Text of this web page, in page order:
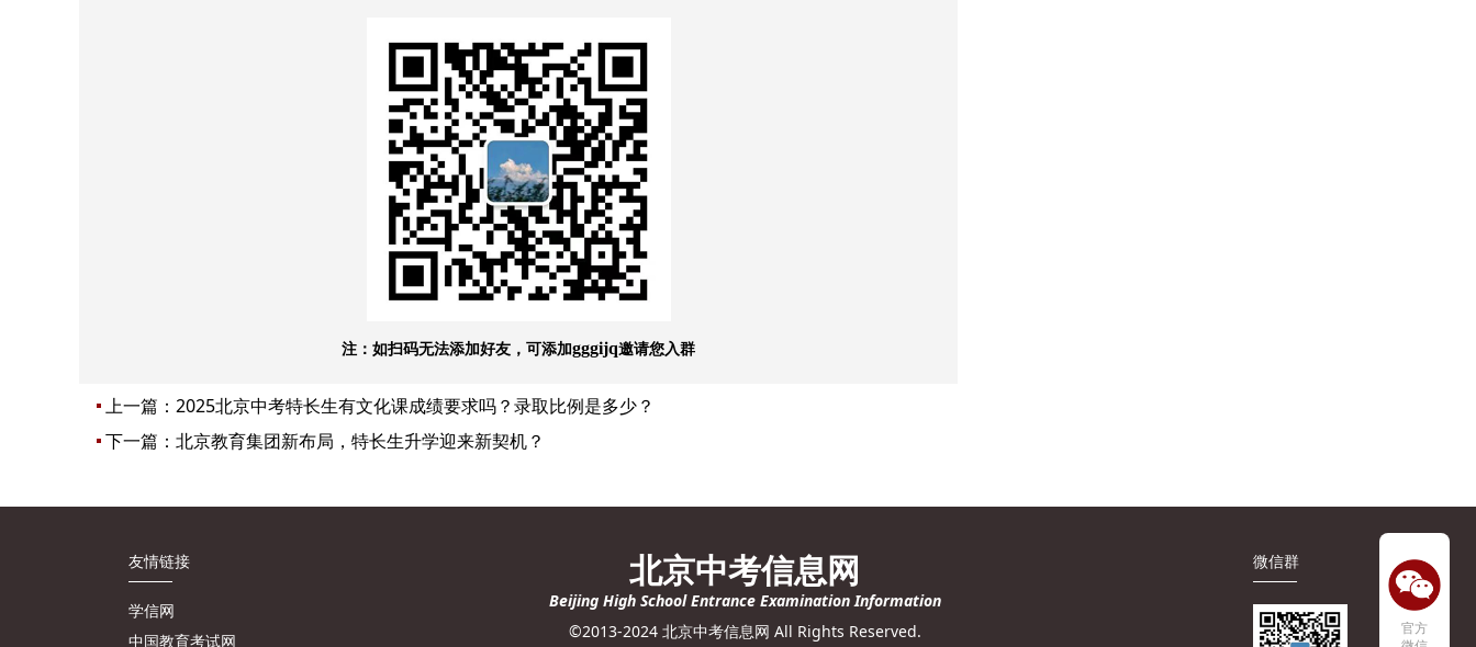
注：如扫码无法添加好友，可添加gggijq邀请您入群
上一篇： 2025北京中考特长生有文化课成绩要求吗？录取比例是多少？
下一篇： 北京教育集团新布局，特长生升学迎来新契机？
友情链接
学信网
中国教育考试网
北京中考信息网
Beijing High School Entrance Examination Information
©2013-2024 北京中考信息网 All Rights Reserved.
微信群
官方